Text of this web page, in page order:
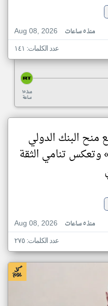
Aug 08, 2026
منذ ٥ ساعات
عدد الكلمات: ١٤١
منذ ١٥
ساعة
منح البنك الدولي
وتعكس تنامي الثقة
Aug 08, 2026
منذ ٥ ساعات
عدد الكلمات: ٢٧٥